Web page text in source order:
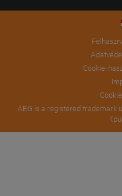
Cookie-
AEG is a registered trademark